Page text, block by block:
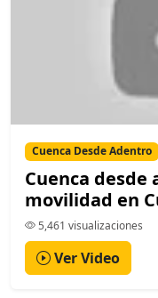
Cuenca Desde Adentro
Cuenca
movilidad en
5,461 visualizaciones
Ver Video